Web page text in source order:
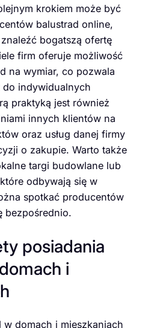
krokiem może być
balustrad online,
bogatszą ofertę
firm oferuje możliwość
na wymiar, co pozwala
indywidualnych
praktyką jest również
innych klientów na
oraz usług danej firmy
o zakupie. Warto także
targi budowlane lub
odbywają się w
spotkać producentów
bezpośrednio.
posiadania
i
w domach i mieszkaniach